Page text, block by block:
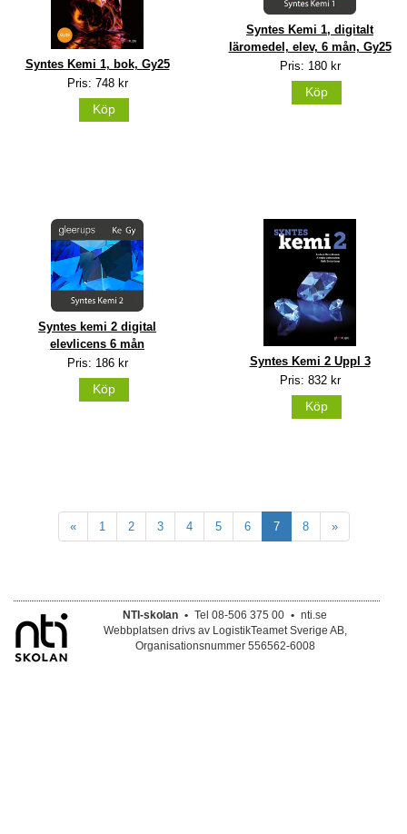
Syntes Kemi 1, bok, Gy25
Pris: 748 kr
Köp
Syntes Kemi 1, digitalt
läromedel, elev, 6 mån, Gy25
Pris: 180 kr
Köp
Syntes kemi 2 digital
elevlicens 6 mån
Pris: 186 kr
Köp
Syntes Kemi 2 Uppl 3
Pris: 832 kr
Köp
« 1 2 3 4 5 6 7 8 »
NTI-skolan • Tel 08-506 375 00 • nti.se
Webbplatsen drivs av LogistikTeamet Sverige AB,
Organisationsnummer 556562-6008